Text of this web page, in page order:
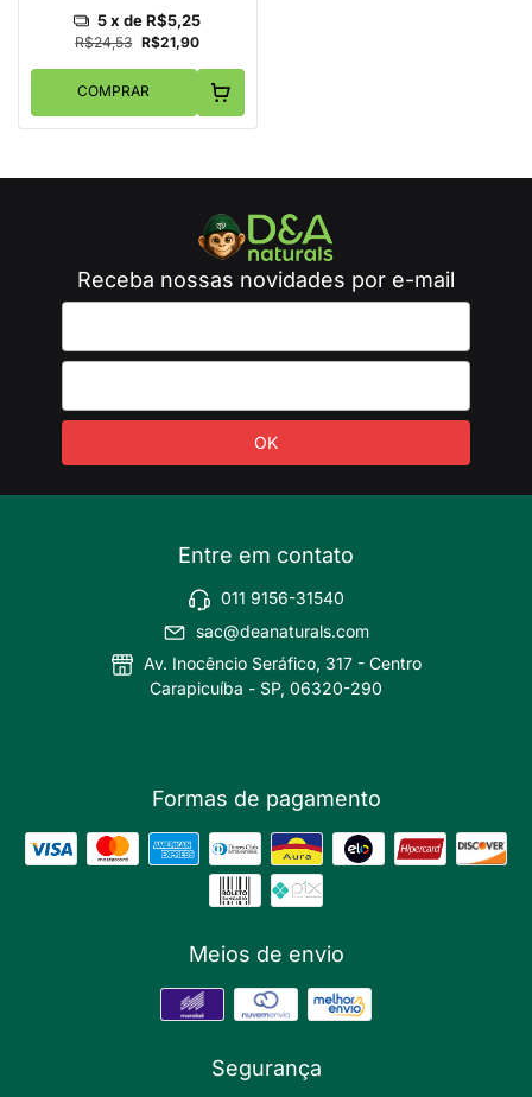
R$24,53 R$21,90
5 x deR$5,25
COMPRAR
Receba nossas novidades por e-mail
Entre em contato
011 9156-31540
sac@deanaturals.com
Av. Inocêncio Seráfico, 317 - Centro
Carapicuíba - SP, 06320-290
Formas de pagamento
Meios de envio
Segurança